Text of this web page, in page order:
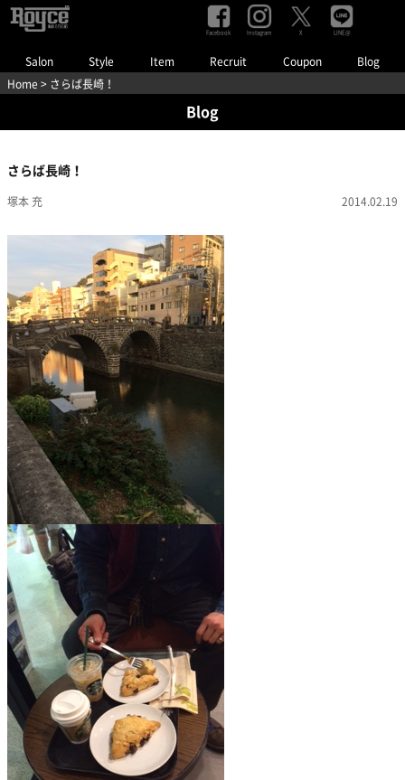
Salon Style Item Recruit Coupon Blog
Facebook Instagram X LINE@
Home > さらば長崎！
Blog
さらば長崎！
塚本 充 2014.02.19